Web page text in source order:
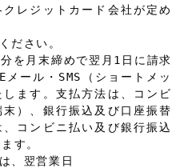
レジットカード会社が定め
ださい。
を月末締めで翌月1日に請求
ール・SMS（ショートメッ
ます。支払方法は、コンビ
）、銀行振込及び口座振替
コンビニ払い及び銀行振込
す。
、翌営業日